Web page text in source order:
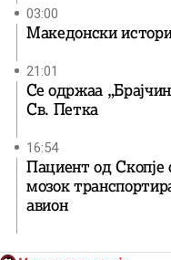
03:00
Македонски
21:01
Се одржаа
Св. Петка
16:54
Пациент од Скопје
мозок
авион